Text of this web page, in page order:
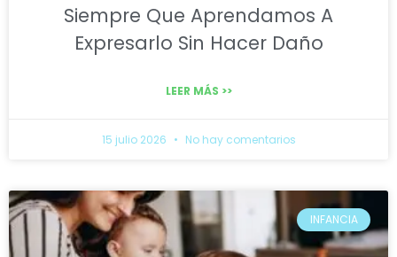
Siempre Que Aprendamos A
Expresarlo Sin Hacer Daño
LEER MÁS >>
15 julio 2026 No hay comentarios
INFANCIA